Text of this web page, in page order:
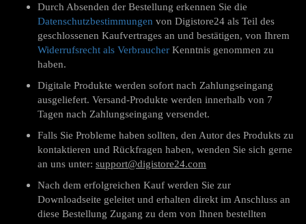
Durch Absenden der Bestellung erkennen Sie die
Datenschutzbestimmungen von Digistore24 als Teil des
geschlossenen Kaufvertrages an und bestätigen, von Ihrem
Widerrufsrecht als Verbraucher Kenntnis genommen zu
haben.
Digitale Produkte werden sofort nach Zahlungseingang
ausgeliefert. Versand-Produkte werden innerhalb von 7
Tagen nach Zahlungseingang versendet.
Falls Sie Probleme haben sollten, den Autor des Produkts zu
kontaktieren und Rückfragen haben, wenden Sie sich gerne
an uns unter: support@digistore24.com
Nach dem erfolgreichen Kauf werden Sie zur
Downloadseite geleitet und erhalten direkt im Anschluss an
diese Bestellung Zugang zu dem von Ihnen bestellten